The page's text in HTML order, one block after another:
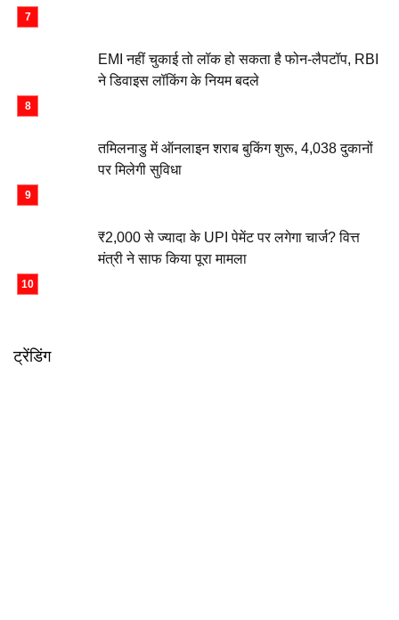
EMI नहीं चुकाई तो लॉक हो सकता है फोन-लैपटॉप, RBI
ने डिवाइस लॉकिंग के नियम बदले
तमिलनाडु में ऑनलाइन शराब बुकिंग शुरू, 4,038 दुकानों
पर मिलेगी सुविधा
₹2,000 से ज्यादा के UPI पेमेंट पर लगेगा चार्ज? वित्त
मंत्री ने साफ किया पूरा मामला
ट्रेंडिंग